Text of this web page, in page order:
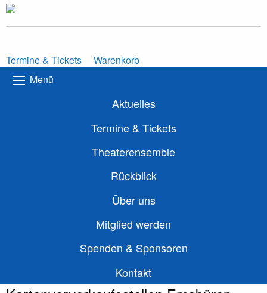
Termine & Tickets
Warenkorb
Menü
Aktuelles
Termine & Tickets
Theaterensemble
Rückblick
Über uns
Mitglied werden
Spenden & Sponsoren
Kontakt